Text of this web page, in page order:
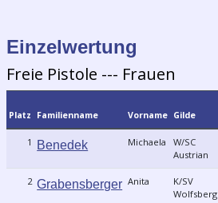
Einzelwertung
Freie Pistole --- Frauen
Platz Familienname Vorname Gilde
1 Benedek Michaela
W/SC
Austrian
2 Grabensberger Anita
K/SV
Wolfsberg